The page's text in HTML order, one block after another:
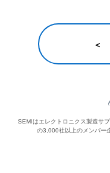
＜
SEMIはエレクトロニクス製造サ
の3,000社以上のメンバー